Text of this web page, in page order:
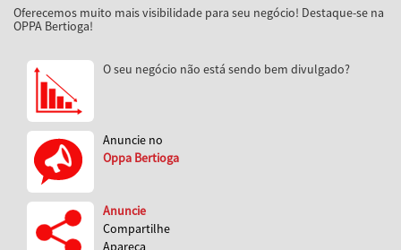
Oferecemos muito mais visibilidade para seu negócio! Destaque-se na
OPPA Bertioga!
O seu negócio não está sendo bem divulgado?
Anuncie no
Oppa Bertioga
Anuncie
Compartilhe
Apareça